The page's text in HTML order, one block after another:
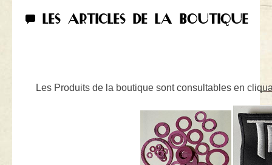
LES ARTICLES DE LA BOUTIQUE
Les Produits de la boutique sont consultables en